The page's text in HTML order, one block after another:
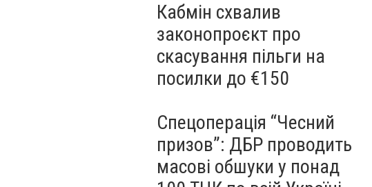
Кабмін схвалив
законопроєкт про
скасування пільги на
посилки до €150
Спецоперація “Чесний
призов”: ДБР проводить
масові обшуки у понад